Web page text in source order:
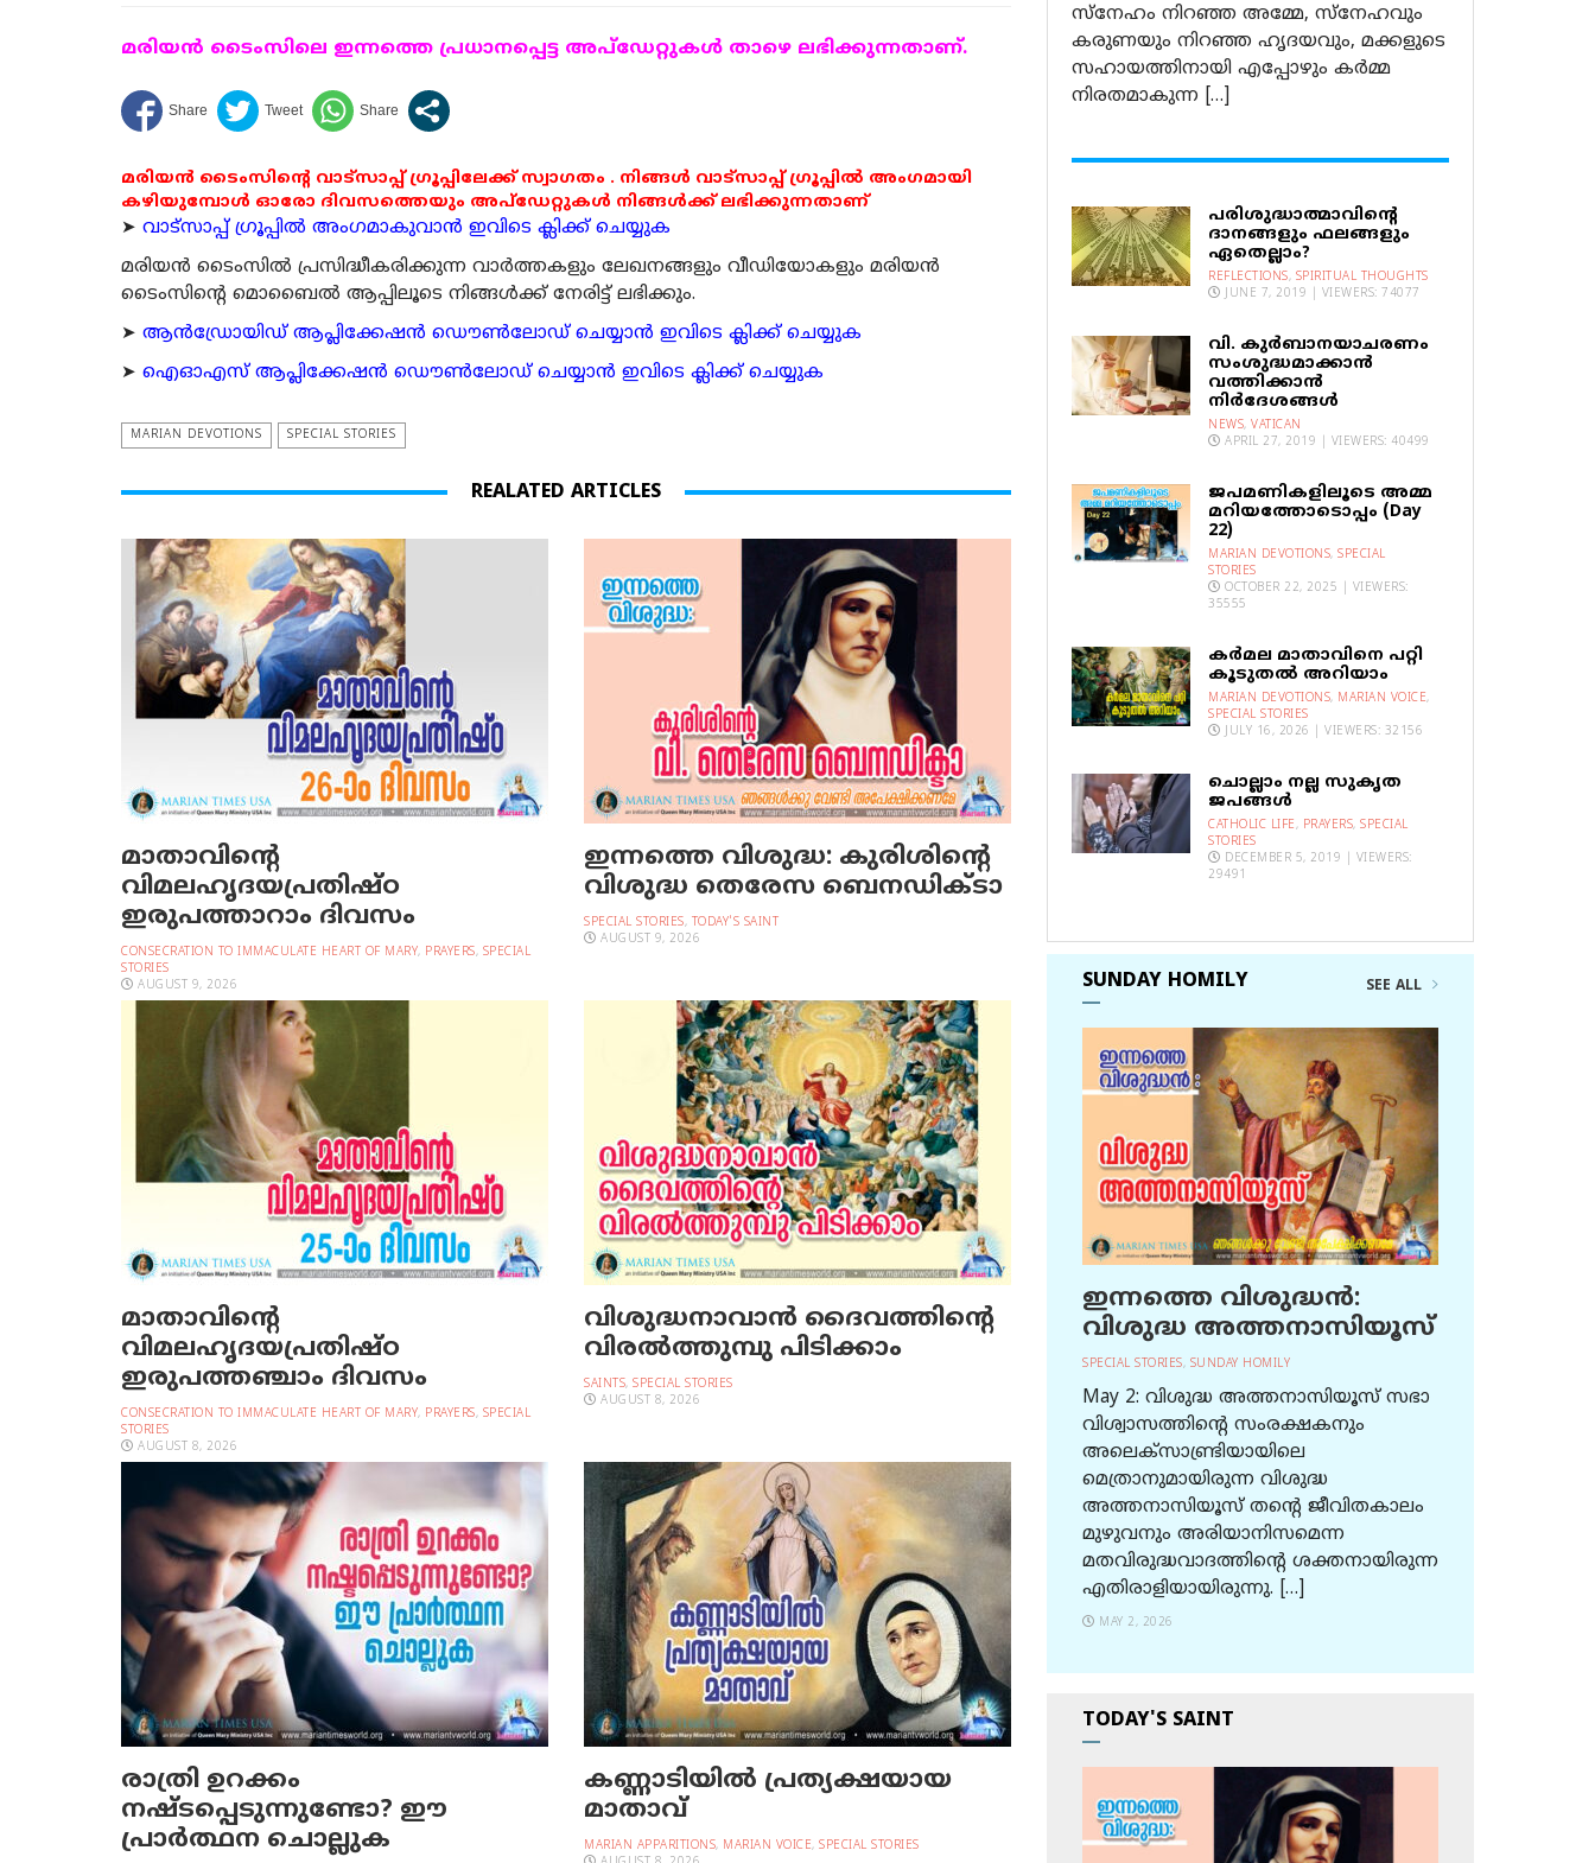
മരിയന്‍ ടൈംസിലെ ഇന്നത്തെ പ്രധാനപ്പെട്ട അപ്ഡേറ്റുകള്‍ താഴെ ലഭിക്കുന്നതാണ്.
മരിയൻ ടൈംസിന്റെ വാട്സാപ്പ് ഗ്രൂപ്പിലേക്ക് സ്വാഗതം . നിങ്ങൾ വാട്സാപ്പ് ഗ്രൂപ്പിൽ അംഗമായി
കഴിയുമ്പോൾ ഓരോ ദിവസത്തെയും അപ്ഡേറ്റുകൾ നിങ്ങൾക്ക് ലഭിക്കുന്നതാണ്
➤ വാട്സാപ്പ് ഗ്രൂപ്പിൽ അംഗമാകുവാൻ ഇവിടെ ക്ലിക്ക് ചെയ്യുക
മരിയന്‍ ടൈംസില്‍ പ്രസിദ്ധീകരിക്കുന്ന വാര്‍ത്തകളും ലേഖനങ്ങളും വീഡിയോകളും മരിയന്‍
ടൈംസിന്റെ മൊബൈല്‍ ആപ്പിലൂടെ നിങ്ങള്‍ക്ക് നേരിട്ട് ലഭിക്കും.
➤ ആന്‍ഡ്രോയിഡ് ആപ്ലിക്കേഷന്‍ ഡൌണ്‍ലോഡ് ചെയ്യാന്‍ ഇവിടെ ക്ലിക്ക് ചെയ്യുക
➤ ഐഓഎസ് ആപ്ലിക്കേഷന്‍ ഡൌണ്‍ലോഡ് ചെയ്യാന്‍ ഇവിടെ ക്ലിക്ക് ചെയ്യുക
MARIAN DEVOTIONS SPECIAL STORIES
REALATED ARTICLES
മാതാവിന്റെ
വിമലഹൃദയപ്രതിഷ്ഠ
ഇരുപത്താറാം ദിവസം
CONSECRATION TO IMMACULATE HEART OF MARY, PRAYERS, SPECIAL
STORIES
AUGUST 9, 2026
ഇന്നത്തെ വിശുദ്ധ: കുരിശിന്റെ
വിശുദ്ധ തെരേസ ബെനഡിക്ടാ
SPECIAL STORIES, TODAY'S SAINT
AUGUST 9, 2026
മാതാവിന്റെ
വിമലഹൃദയപ്രതിഷ്ഠ
ഇരുപത്തഞ്ചാം ദിവസം
CONSECRATION TO IMMACULATE HEART OF MARY, PRAYERS, SPECIAL
STORIES
AUGUST 8, 2026
വിശുദ്ധനാവാന്‍ ദൈവത്തിന്റെ
വിരല്‍ത്തുമ്പു പിടിക്കാം
SAINTS, SPECIAL STORIES
AUGUST 8, 2026
രാത്രി ഉറക്കം
നഷ്ടപ്പെടുന്നുണ്ടോ? ഈ
പ്രാര്‍ത്ഥന ചൊല്ലുക
കണ്ണാടിയില്‍ പ്രത്യക്ഷയായ
മാതാവ്
MARIAN APPARITIONS, MARIAN VOICE, SPECIAL STORIES
സ്നേഹം നിറഞ്ഞ അമ്മേ, സ്നേഹവും
കരുണയും നിറഞ്ഞ ഹൃദയവും, മക്കളുടെ
സഹായത്തിനായി എപ്പോഴും കർമ്മ
നിരതമാകുന്ന […]
പരിശുദ്ധാത്മാവിന്റെ
ദാനങ്ങളും ഫലങ്ങളും
ഏതെല്ലാം?
REFLECTIONS, SPIRITUAL THOUGHTS
JUNE 7, 2019 | VIEWERS: 74077
വി. കുര്‍ബാനയാചരണം
സംശുദ്ധമാക്കാന്‍
വത്തിക്കാന്‍
നിര്‍ദേശങ്ങള്‍
NEWS, VATICAN
APRIL 27, 2019 | VIEWERS: 40499
ജപമണികളിലൂടെ അമ്മ
മറിയത്തോടൊപ്പം (Day
22)
MARIAN DEVOTIONS, SPECIAL
STORIES
OCTOBER 22, 2025 | VIEWERS:
35555
കര്‍മല മാതാവിനെ പറ്റി
കൂടുതല്‍ അറിയാം
MARIAN DEVOTIONS, MARIAN VOICE,
SPECIAL STORIES
JULY 16, 2026 | VIEWERS: 32156
ചൊല്ലാം നല്ല സുകൃത
ജപങ്ങൾ
CATHOLIC LIFE, PRAYERS, SPECIAL
STORIES
DECEMBER 5, 2019 | VIEWERS:
29491
SUNDAY HOMILY SEE ALL
ഇന്നത്തെ വിശുദ്ധന്‍:
വിശുദ്ധ അത്തനാസിയൂസ്
SPECIAL STORIES, SUNDAY HOMILY
May 2: വിശുദ്ധ അത്തനാസിയൂസ് സഭാ
വിശ്വാസത്തിന്റെ സംരക്ഷകനും
അലെക്സാണ്ട്രിയായിലെ
മെത്രാനുമായിരുന്ന വിശുദ്ധ
അത്തനാസിയൂസ് തന്റെ ജീവിതകാലം
മുഴുവനും അരിയാനിസമെന്ന
മതവിരുദ്ധവാദത്തിന്റെ ശക്തനായിരുന്ന
എതിരാളിയായിരുന്നു. […]
MAY 2, 2026
TODAY'S SAINT